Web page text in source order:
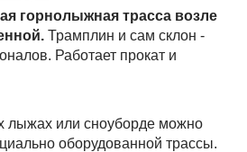
горнолыжная трасса возле
Трамплин и сам склон -
Работает прокат и
лыжах или сноуборде можно
оборудованной трассы.